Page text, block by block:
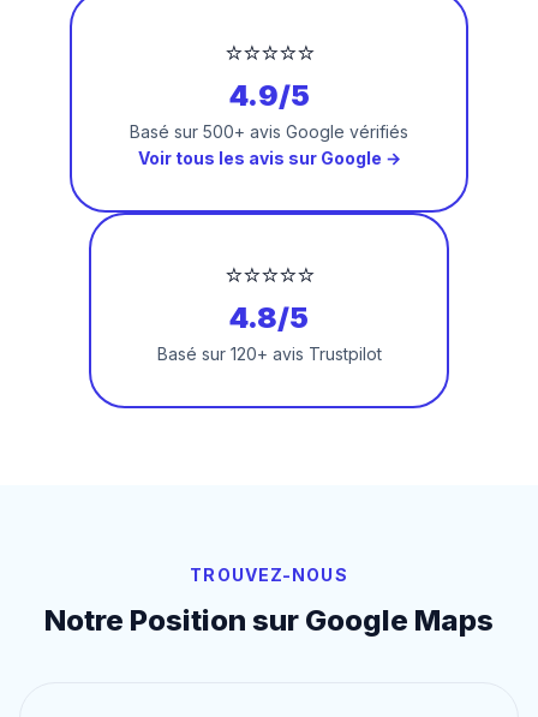
⭐⭐⭐⭐⭐
4.9/5
Basé sur 500+ avis Google vérifiés
Voir tous les avis sur Google →
⭐⭐⭐⭐⭐
4.8/5
Basé sur 120+ avis Trustpilot
TROUVEZ-NOUS
Notre Position sur Google Maps